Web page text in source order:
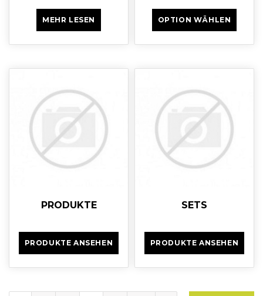
MEHR LESEN OPTION WÄHLEN
PRODUKTE
PRODUKTE ANSEHEN
SETS
PRODUKTE ANSEHEN